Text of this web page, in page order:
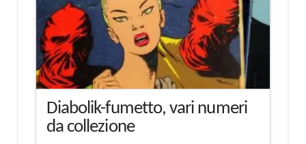
Diabolik-fumetto, vari numeri
da collezione